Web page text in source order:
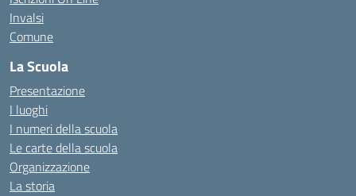
Invalsi
Comune
La Scuola
Presentazione
I luoghi
I numeri della scuola
Le carte della scuola
Organizzazione
La storia